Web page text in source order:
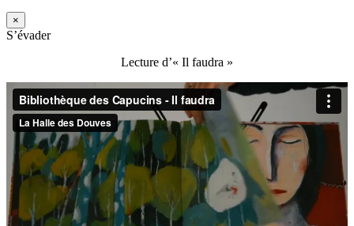
×
S’évader
Lecture d’« Il faudra »